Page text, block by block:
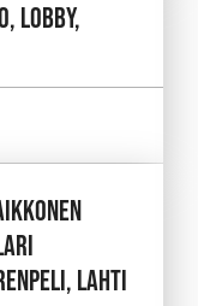
LOBBY,
LAHTI